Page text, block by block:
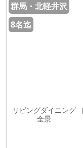
群馬・北軽井沢
8名迄
リビングダイニング
全景